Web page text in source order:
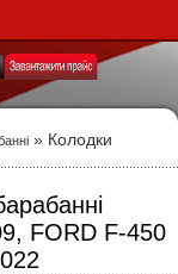
» Колодки
FORD F-450